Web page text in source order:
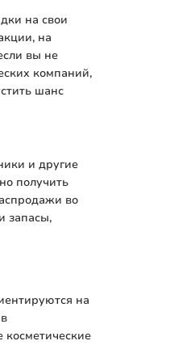
на свои
на
вы не
компаний,
шанс
и другие
получить
во
запасы,
на
косметические